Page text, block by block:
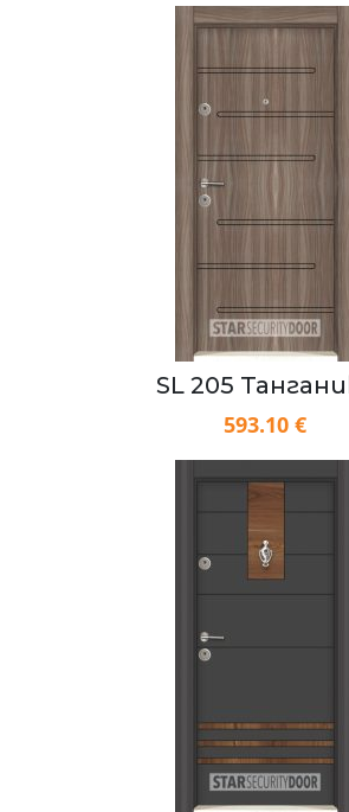
SL 205
593.10 €